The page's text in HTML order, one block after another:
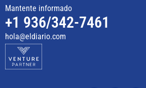
Mantente informado
+1 936/342-7461
hola@eldiario.com